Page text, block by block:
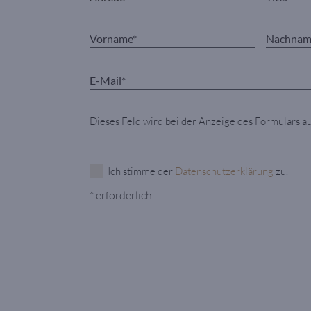
Dieses Feld wird bei der Anzeige des Formulars
Ich stimme der Datenschutzerklärung zu.
* erforderlich